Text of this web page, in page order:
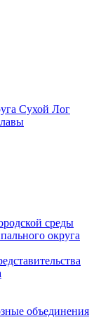
Сухой Лог
среды
округа
объединения